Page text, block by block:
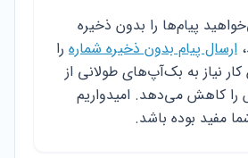
پیام‌ها را بدون ذخیره
ارسال پیام بدون ذخیره شماره را
نیاز به بک‌آپ‌های طولانی از
را کاهش می‌دهد. امیدواریم
مفید بوده باشد.